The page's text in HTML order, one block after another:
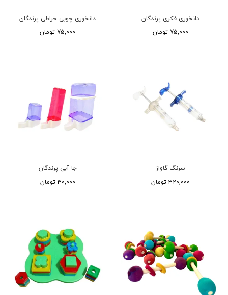
دانخوری فکری پرندگان
75,000 تومان
دانخوری چوبی خراطی پرندگان
75,000 تومان
سرنگ گاواژ
320,000 تومان
جا آبی پرندگان
30,000 تومان